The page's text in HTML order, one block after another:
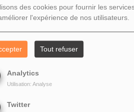
des cookies pour fournir les
l'expérience de nos utilisateurs.
Tout refuser
Analytics
Utilisation: Analyse
Twitter